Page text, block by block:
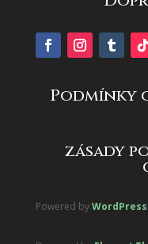
Podmínky
zásady
Powered byWordPress